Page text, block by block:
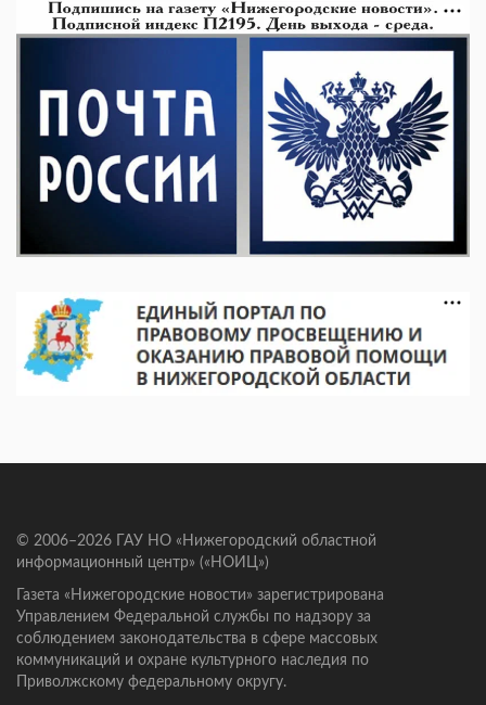
© 2006–2026 ГАУ НО «Нижегородский областной
информационный центр» («НОИЦ»)
Газета «Нижегородские новости» зарегистрирована
Управлением Федеральной службы по надзору за
соблюдением законодательства в сфере массовых
коммуникаций и охране культурного наследия по
Приволжскому федеральному округу.